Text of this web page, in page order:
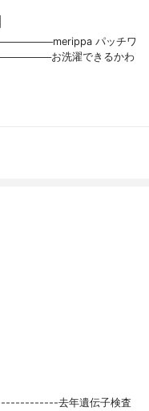
パッチワ
お洗濯できるかわ
去年遺伝子検査